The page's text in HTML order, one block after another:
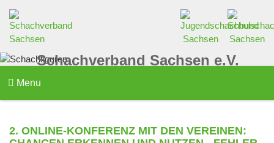
Schachverband Sachsen e.V.
Menu
2. ONLINE-KONFERENZ MIT DEN VEREINEN: